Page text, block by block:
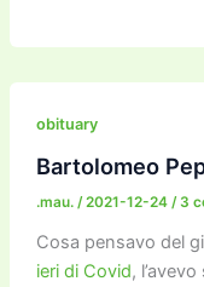
c
e
b
o
o
k
itt
er l
obituary
Bartolomeo
.mau. /2021-12-24 / 3
Cosa pensavo del
ieri di Covid,